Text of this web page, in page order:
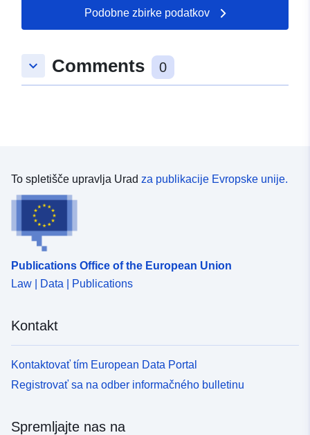
Tip: Polygon
a3a9-91c6-2348-bf750c256a8e
Podobne zbirke podatkov
keyboard_arrow_down Comments 0
To spletišče upravlja Urad za publikacije Evropske unije.
Publications Office of the European Union
Law | Data | Publications
Kontakt
Kontaktovať tím European Data Portal
Registrovať sa na odber informačného bulletinu
Spremljajte nas na